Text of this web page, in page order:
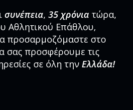
συνέπεια, 35 χρόνιατώρα,
Αθλητικού Επάθλου,
προσαρμοζόμαστε στο
σας προσφέρουμε τις
σε όλη την Ελλάδα!